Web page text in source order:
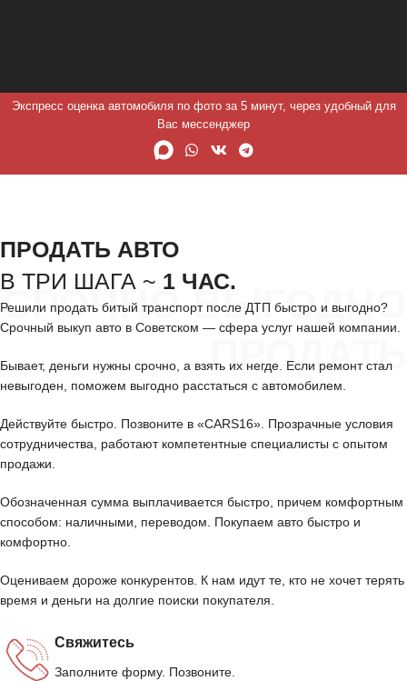
Экспресс оценка автомобиля по фото за 5 минут, через удобный для
Вас мессенджер
СРОЧНО ВЫГОДНО
ПРОДАТЬ
ПРОДАТЬ АВТО
В ТРИ ШАГА ~ 1 ЧАС.
Решили продать битый транспорт после ДТП быстро и выгодно?
Срочный выкуп авто в Советском — сфера услуг нашей компании.
Бывает, деньги нужны срочно, а взять их негде. Если ремонт стал
невыгоден, поможем выгодно расстаться с автомобилем.
Действуйте быстро. Позвоните в «CARS16». Прозрачные условия
сотрудничества, работают компетентные специалисты с опытом
продажи.
Обозначенная сумма выплачивается быстро, причем комфортным
способом: наличными, переводом. Покупаем авто быстро и
комфортно.
Оцениваем дороже конкурентов. К нам идут те, кто не хочет терять
время и деньги на долгие поиски покупателя.
Свяжитесь
Заполните форму. Позвоните.